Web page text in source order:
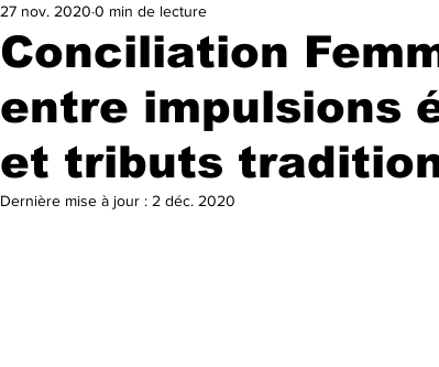
Conciliation
entre impulsions
et tributs
27 nov. 2020 0 min de lecture
Dernière mise à jour : 2 déc. 2020